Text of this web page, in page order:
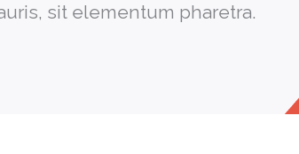
sit elementum pharetra.​